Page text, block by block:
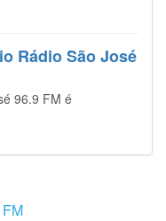
Rádio São José
96.9 FM é